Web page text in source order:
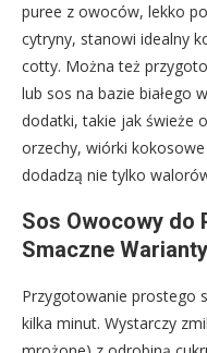
puree z owoców, lekko
cytryny, stanowi idealny
cotty. Można też
lub sos na bazie białego
dodatki, takie jak świeże
orzechy, wiórki
dodadzą nie tylko
Sos Owocowy do
Smaczne Warianty
Przygotowanie prostego
kilka minut. Wystarczy